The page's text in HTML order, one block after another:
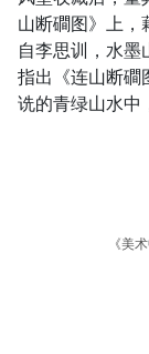
山断磵图》上，
自李思训，水墨
指出《连山断磵
诜的青绿山水中
《美